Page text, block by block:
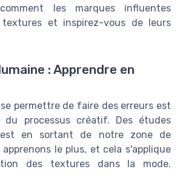
les marques influentes
et inspirez-vous de leurs
: Apprendre en
permettre de faire des erreurs est
du processus créatif. Des études
en sortant de notre zone de
le plus, et cela s'applique
des textures dans la mode.